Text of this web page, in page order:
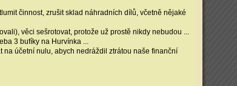
činnost, zrušit sklad náhradních dílů, včetně nějaké
věci sešrotovat, protože už prostě nikdy nebudou ...
3 bufíky na Hurvínka ...
na účetní nulu, abych nedráždil ztrátou naše finanční